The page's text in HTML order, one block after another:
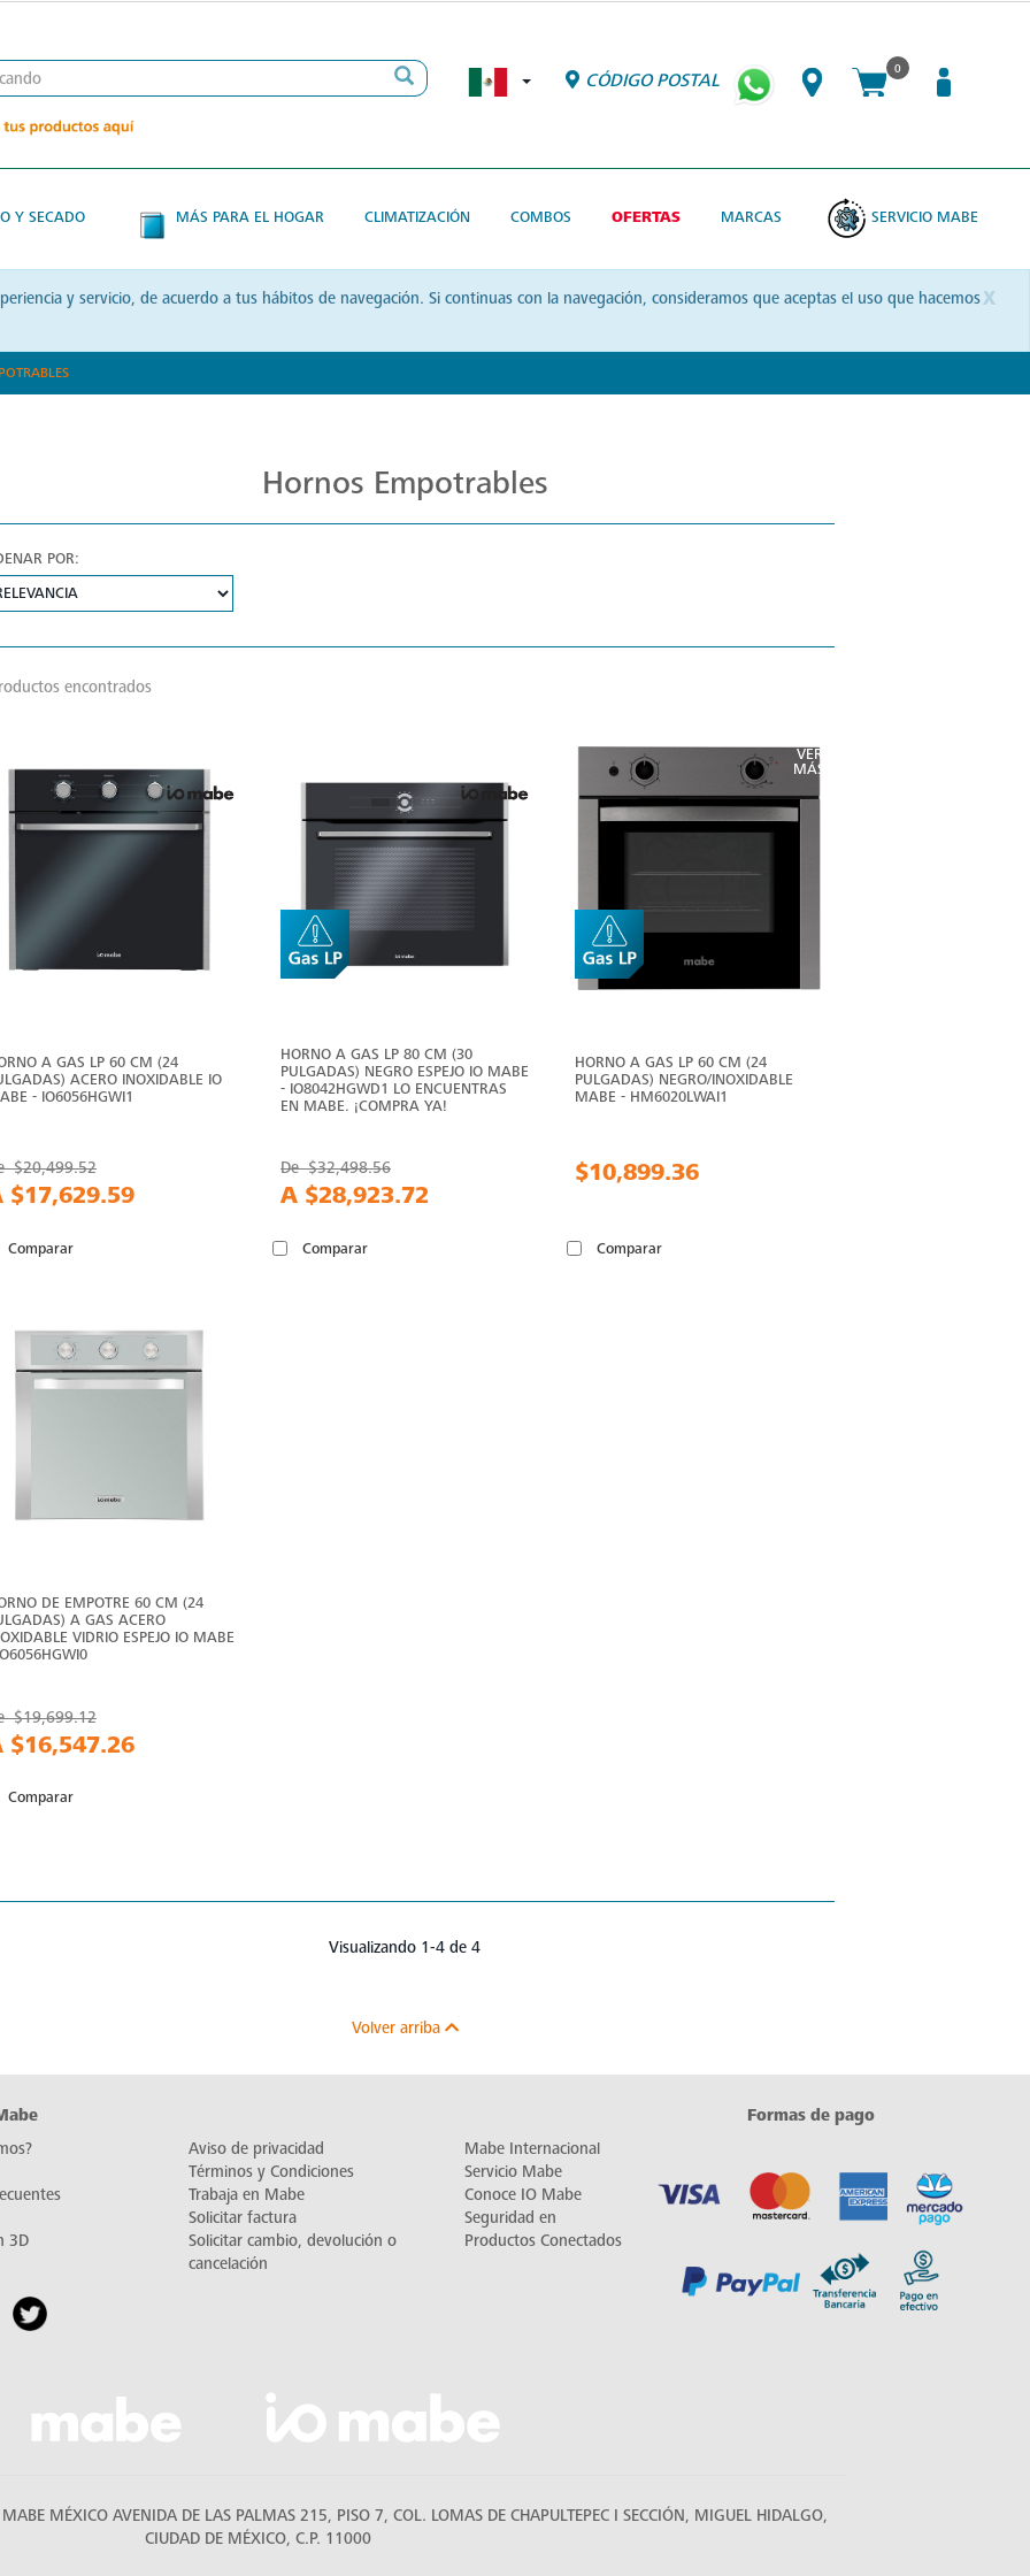
CÓDIGO POSTAL
0
Y SECADO MÁS PARA EL HOGAR CLIMATIZACIÓN COMBOS OFERTAS MARCAS SERVICIO MABE
x
y servicio, de acuerdo a tus hábitos de navegación. Si continuas con la navegación, consideramos que aceptas el uso que hacemos
Hornos Empotrables
POR:
encontrados
A GAS LP 60 CM (24
ACERO INOXIDABLE IO
- IO6056HGWI1
$20,499.52
$17,629.59
Comparar
HORNO A GAS LP 80 CM (30
PULGADAS) NEGRO ESPEJO IO MABE
- IO8042HGWD1 LO ENCUENTRAS
EN MABE. ¡COMPRA YA!
De$32,498.56
A $28,923.72
Comparar
VER
MÁS
HORNO A GAS LP 60 CM (24
PULGADAS) NEGRO/INOXIDABLE
MABE - HM6020LWAI1
$10,899.36
Comparar
DE EMPOTRE 60 CM (24
A GAS ACERO
VIDRIO ESPEJO IO MABE
$19,699.12
$16,547.26
Comparar
Visualizando 1-4 de 4
Volver arriba
3D
Aviso de privacidad
Términos y Condiciones
Trabaja en Mabe
Solicitar factura
Solicitar cambio, devolución o
cancelación
Mabe Internacional
Servicio Mabe
Conoce IO Mabe
Seguridad en
Productos Conectados
Formas de pago
MABE MÉXICO AVENIDA DE LAS PALMAS 215, PISO 7, COL. LOMAS DE CHAPULTEPEC I SECCIÓN, MIGUEL HIDALGO,
CIUDAD DE MÉXICO, C.P. 11000